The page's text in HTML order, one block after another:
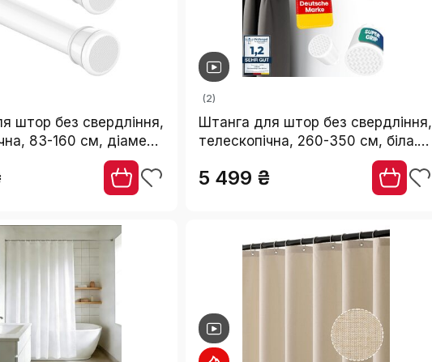
штор без свердління,
83-160 см, діаметр
ванної, вікна, шафи,
(1 шт.)
(2)
Штанга для штор без свердління,
телескопічна, 260-350 см, біла.
Підходить для штор, душової
кабіни, одягу, сіток для котів.
5 499 ₴